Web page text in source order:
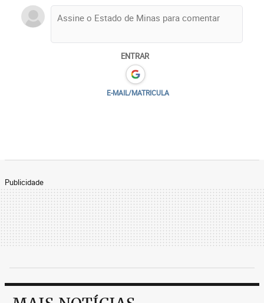
ENTRAR
E-MAIL/MATRICULA
Publicidade